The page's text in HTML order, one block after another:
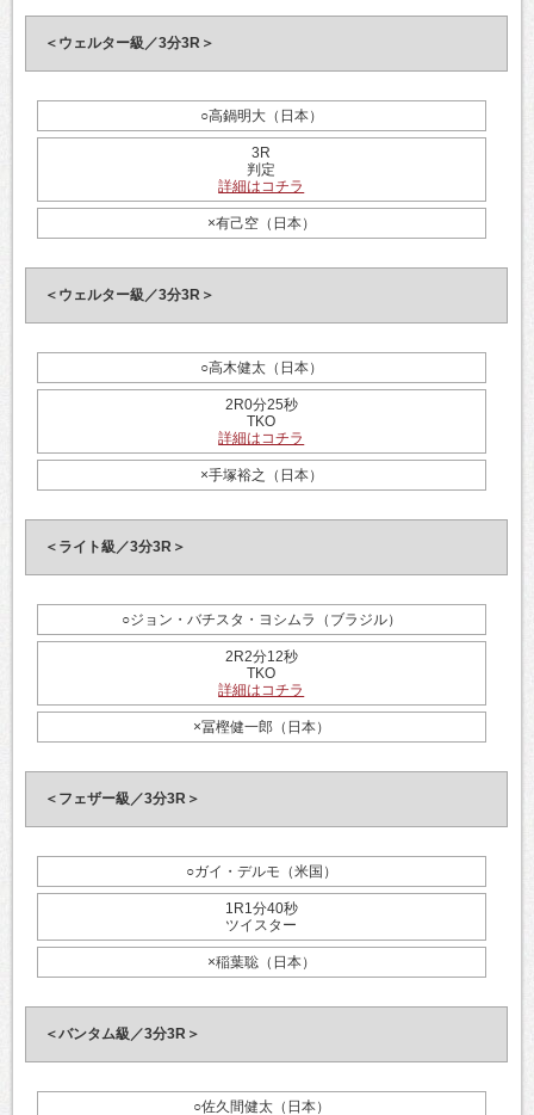
＜ウェルター級／3分3R＞
○高鍋明大（日本）
3R
判定
詳細はコチラ
×有己空（日本）
＜ウェルター級／3分3R＞
○高木健太（日本）
2R0分25秒
TKO
詳細はコチラ
×手塚裕之（日本）
＜ライト級／3分3R＞
○ジョン・バチスタ・ヨシムラ（ブラジル）
2R2分12秒
TKO
詳細はコチラ
×冨樫健一郎（日本）
＜フェザー級／3分3R＞
○ガイ・デルモ（米国）
1R1分40秒
ツイスター
×稲葉聡（日本）
＜バンタム級／3分3R＞
○佐久間健太（日本）